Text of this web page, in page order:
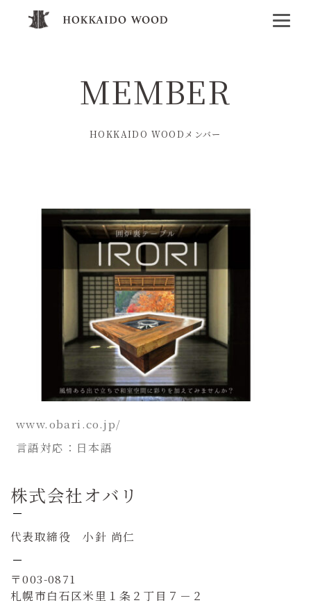
MEMBER
HOKKAIDO WOODメンバー
www.obari.co.jp/
言語対応：日本語
株式会社オバリ
代表取締役 小針 尚仁
〒003-0871
札幌市白石区米里１条２丁目７－２